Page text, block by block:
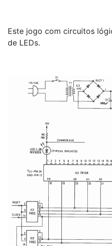
Este jogo com circuitos
de LEDs.